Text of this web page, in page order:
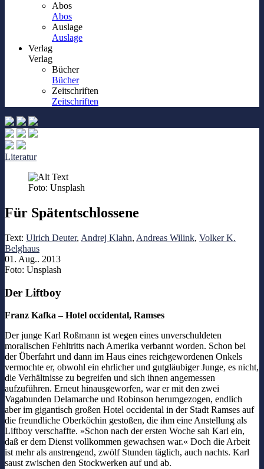
Abos
Abos
Auslage
Auslage
Verlag
Verlag
Bücher
Bücher
Zeitschriften
Zeitschriften
Literatur
Foto: Unsplash
Für Spätentschlossene
Text: Ulrich Deuter, Andrej Klahn, Andreas Wilink, Volker K.
Belghaus
01. Aug.. 2013
Foto: Unsplash
Der Liftboy
Franz Kafka – Hotel occidental, Ramses
Der junge Karl Roßmann ist wegen eines unverschuldeten
moralischen Fehltritts nach Amerika verbannt worden. Schon bei
der Überfahrt und dann im Haus eines reichgewordenen Onkels
vermochte er, obwohl ein ehrlicher und gutgläubiger Junge, es nicht,
die Verhältnisse zu begreifen und sich ihnen angemessen
aufzuführen. Erneut hinausgeworfen, war er mit den zwei
Vagabunden Delamarche und Robinson herumgezogen, endlich
aber im gigantisch großen Hotel occidental in der Stadt Ramses auf
die freundliche Oberköchin gestoßen, die ihm eine Anstellung als
Liftboy verschaffte. »Schon nach der ersten Woche sah Karl ein,
daß er dem Dienst vollkommen gewachsen war.« Doch die Arbeit
ist mehr als anstrengend, zwölf Stunden täglich, auch nachts. Karl
saust zwischen den Stockwerken auf und ab.